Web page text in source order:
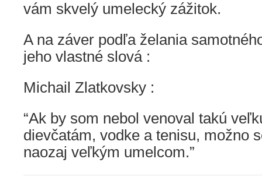
vám skvelý umelecký zážitok.
A na záver podľa želania
jeho vlastné slová :
Michail Zlatkovsky :
“Ak by som nebol venoval takú
dievčatám, vodke a tenisu, možno
naozaj veľkým umelcom.”